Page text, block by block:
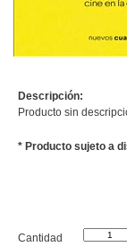
Descripción:
Producto sin
* Producto sujeto a
Cantidad